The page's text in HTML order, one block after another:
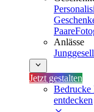
Paare
Anlässe
Jetzt gestalten
Bedrucke
entdecken